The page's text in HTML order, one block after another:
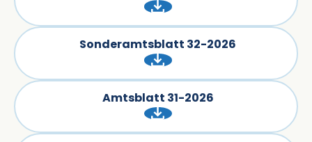
Sonderamtsblatt 32-2026
Amtsblatt 31-2026